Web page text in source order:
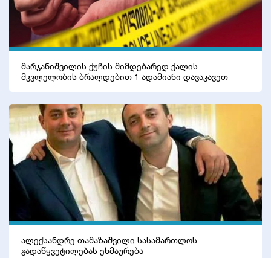
მარჯანიშვილის ქუჩის მიმდებარედ ქალის
მკვლელობის ბრალდებით 1 ადამიანი დავაკავეთ
ალექსანდრე თამაზაშვილი სასამართლოს
გადაწყვეტილებას ეხმაურება